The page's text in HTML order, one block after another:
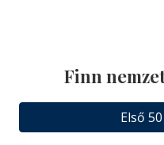
Finn
Első